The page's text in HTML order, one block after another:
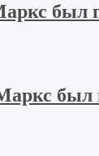
был
был